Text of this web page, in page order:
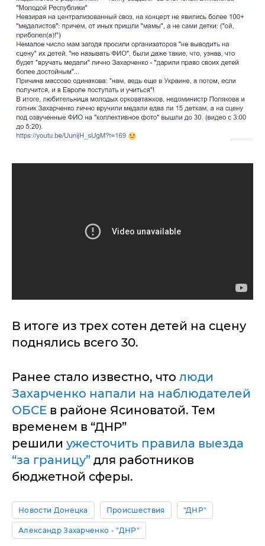
В итоге из трех сотен детей на сцену
поднялись всего 30.
Ранее стало известно, что люди
Захарченко напали на наблюдателей
ОБСЕ в районе Ясиноватой. Тем
временем в “ДНР”
решили ужесточить правила выезда
“за границу” для работников
бюджетной сферы.
Новости Донецка Происшествия "ДНР"
Александр Захарченко - "ДНР"